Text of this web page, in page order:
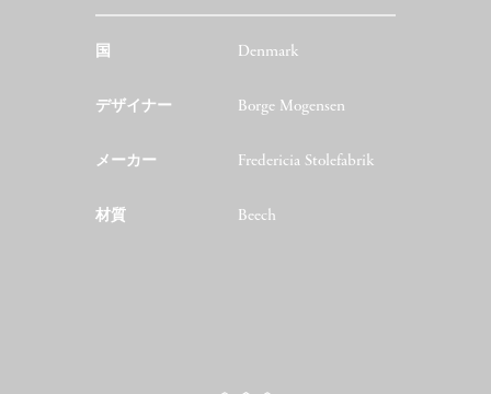
国 Denmark
デザイナー Borge Mogensen
メーカー Fredericia Stolefabrik
材質 Beech